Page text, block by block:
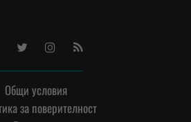
TwitterInstagram
RSS
Общи условия
за поверителност